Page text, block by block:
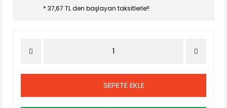
* 37,67 TL den başlayan taksitlerle!!
SEPETE EKLE